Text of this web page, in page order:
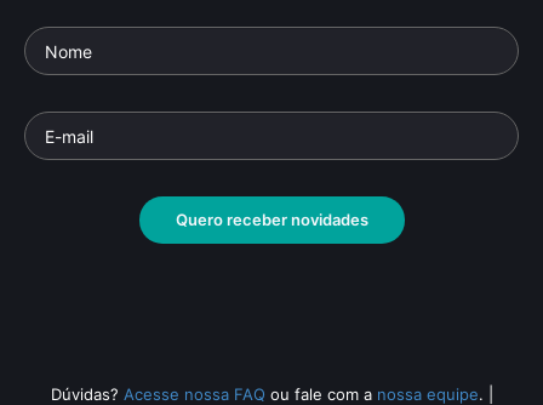
Quero receber novidades
Dúvidas? Acesse nossa FAQ ou fale com a nossa equipe.